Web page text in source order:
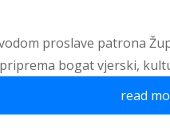
proslave patrona
bogat vjerski,
read